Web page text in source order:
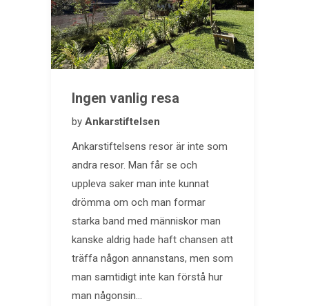
Ingen vanlig resa
by Ankarstiftelsen
Ankarstiftelsens resor är inte som
andra resor. Man får se och
uppleva saker man inte kunnat
drömma om och man formar
starka band med människor man
kanske aldrig hade haft chansen att
träffa någon annanstans, men som
man samtidigt inte kan förstå hur
man någonsin…